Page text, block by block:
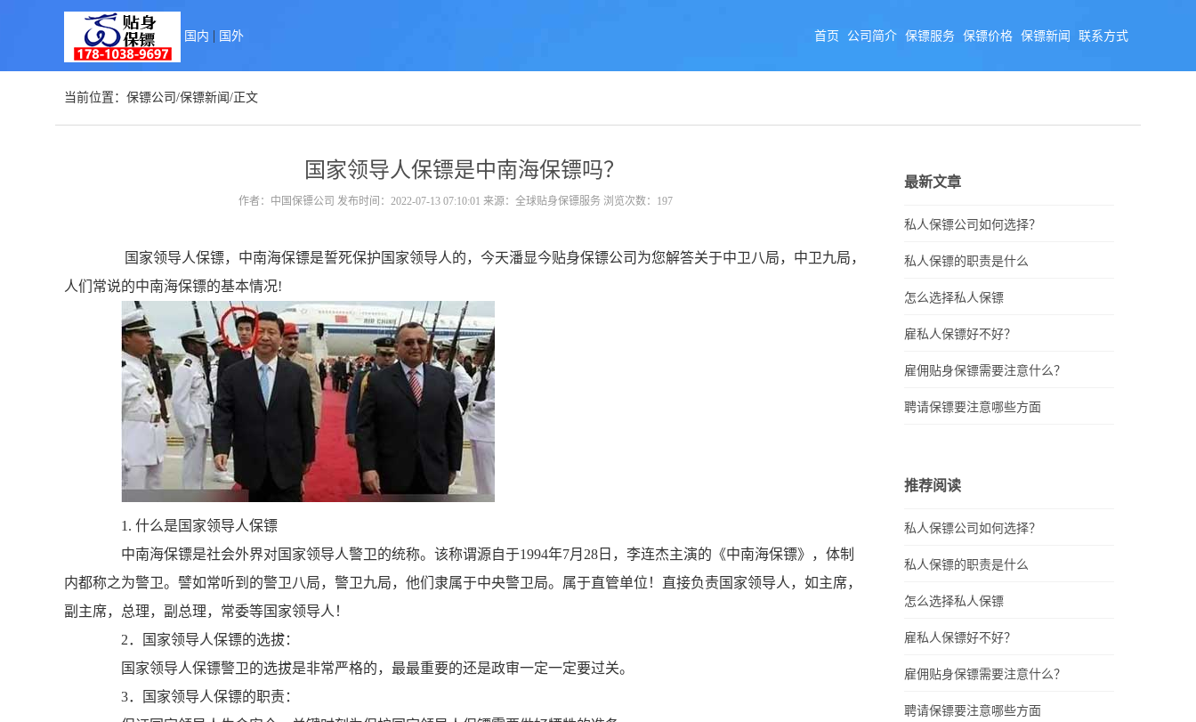
国内 | 国外 首页 公司简介 保镖服务 保镖价格 保镖新闻 联系方式
当前位置： 保镖公司 /保镖新闻 /正文
国家领导人保镖是中南海保镖吗？
作者：中国保镖公司 发布时间：2022-07-13 07:10:01 来源：全球贴身保镖服务 浏览次数：197
国家领导人保镖，中南海保镖是誓死保护国家领导人的，今天潘显今贴身保镖公司为您解答关于中卫八局，中卫九局，
人们常说的中南海保镖的基本情况!
1. 什么是国家领导人保镖
中南海保镖是社会外界对国家领导人警卫的统称。该称谓源自于1994年7月28日，李连杰主演的《中南海保镖》，体制
内都称之为警卫。譬如常听到的警卫八局，警卫九局，他们隶属于中央警卫局。属于直管单位！直接负责国家领导人，如主席，
副主席，总理，副总理，常委等国家领导人！
2．国家领导人保镖的选拔：
国家领导人保镖警卫的选拔是非常严格的，最最重要的还是政审一定一定要过关。
3．国家领导人保镖的职责：
最新文章
私人保镖公司如何选择？
私人保镖的职责是什么
怎么选择私人保镖
雇私人保镖好不好？
雇佣贴身保镖需要注意什么？
聘请保镖要注意哪些方面
推荐阅读
私人保镖公司如何选择？
私人保镖的职责是什么
怎么选择私人保镖
雇私人保镖好不好？
雇佣贴身保镖需要注意什么？
聘请保镖要注意哪些方面